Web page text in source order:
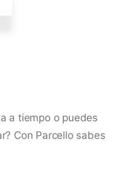
a tiempo o puedes
Con Parcello sabes